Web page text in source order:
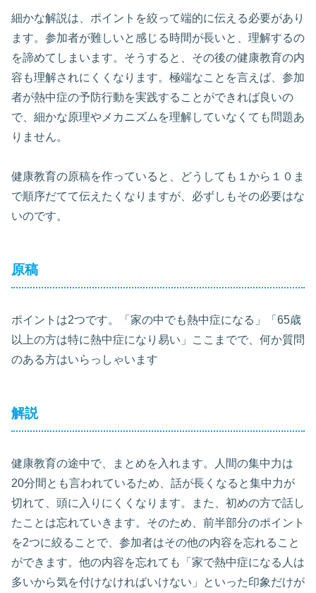
細かな解説は、ポイントを絞って端的に伝える必要があり
ます。参加者が難しいと感じる時間が長いと、理解するの
を諦めてしまいます。そうすると、その後の健康教育の内
容も理解されにくくなります。極端なことを言えば、参加
者が熱中症の予防行動を実践することができれば良いの
で、細かな原理やメカニズムを理解していなくても問題あ
りません。
健康教育の原稿を作っていると、どうしても１から１０ま
で順序だてて伝えたくなりますが、必ずしもその必要はな
いのです。
原稿
ポイントは2つです。「家の中でも熱中症になる」「65歳
以上の方は特に熱中症になり易い」ここまでで、何か質問
のある方はいらっしゃいます
解説
健康教育の途中で、まとめを入れます。人間の集中力は
20分間とも言われているため、話が長くなると集中力が
切れて、頭に入りにくくなります。また、初めの方で話し
たことは忘れていきます。そのため、前半部分のポイント
を2つに絞ることで、参加者はその他の内容を忘れること
ができます。他の内容を忘れても「家で熱中症になる人は
多いから気を付けなければいけない」といった印象だけが